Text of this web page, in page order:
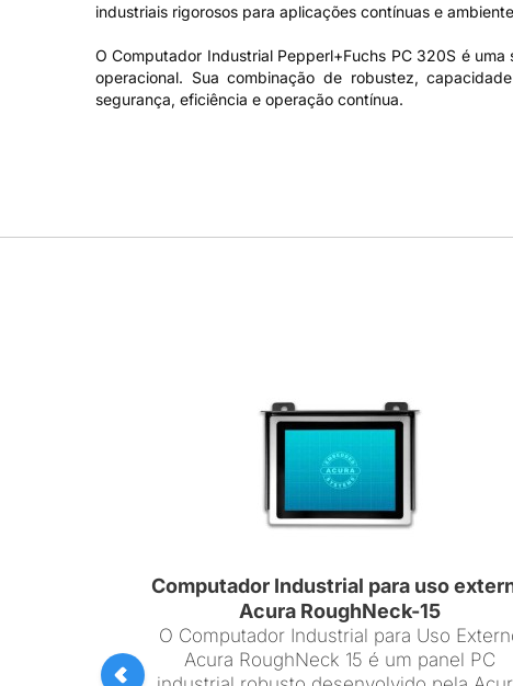
industriais rigorosos para aplicações contínuas e
O Computador Industrial Pepperl+Fuchs PC 320S é
operacional. Sua combinação de robustez,
segurança, eficiência e operação contínua.
Computador Industrial para uso
Acura RoughNeck-15
O Computador Industrial para Uso
Acura RoughNeck 15 é um panel PC